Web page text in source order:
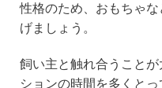
性格のため、おもちゃ
げましょう。
飼い主と触れ合うこと
ションの時間を多くとっ